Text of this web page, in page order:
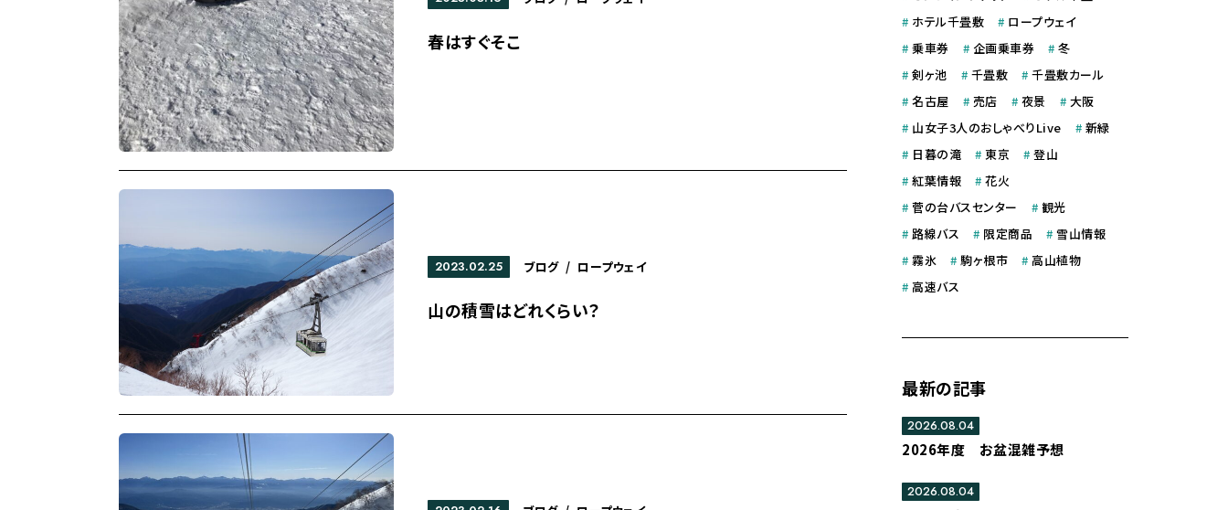
春はすぐそこ
2023.02.25 ブログ / ロープウェイ
山の積雪はどれくらい？
# ホテル千畳敷 # ロープウェイ
# 乗車券 # 企画乗車券 # 冬
# 剣ヶ池 # 千畳敷 # 千畳敷カール
# 名古屋 # 売店 # 夜景 # 大阪
# 山女子3人のおしゃべりLive # 新緑
# 日暮の滝 # 東京 # 登山
# 紅葉情報 # 花火
# 菅の台バスセンター # 観光
# 路線バス # 限定商品 # 雪山情報
# 霧氷 # 駒ヶ根市 # 高山植物
# 高速バス
最新の記事
2026年度 お盆混雑予想
2026.08.04
2026.08.04